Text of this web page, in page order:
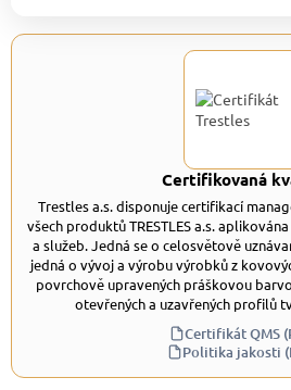
Certifikovaná
Trestles a.s. disponuje certifikací
všech produktů TRESTLES a.s.
a služeb. Jedná se o celosvětově
jedná o vývoj a výrobu výrobků z
povrchově upravených práškovou
otevřených a uzavřených profilů
Certifikát QMS
Politika jakosti